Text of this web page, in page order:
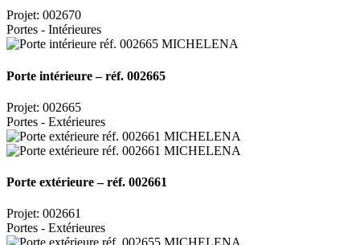
Projet: 002670
Portes - Intérieures
Porte intérieure – réf. 002665
Projet: 002665
Portes - Extérieures
Porte extérieure – réf. 002661
Projet: 002661
Portes - Extérieures